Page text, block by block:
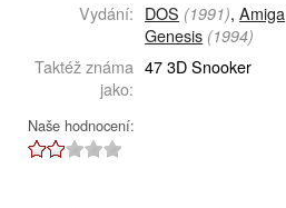
Vydání: DOS (1991),Amiga
Genesis (1994)
Taktéž známa
jako:
47 3D Snooker
Naše hodnocení: